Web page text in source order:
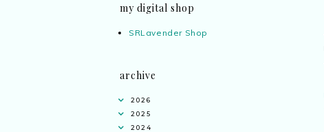
my digital shop
SRLavender Shop
archive
2026
2025
2024